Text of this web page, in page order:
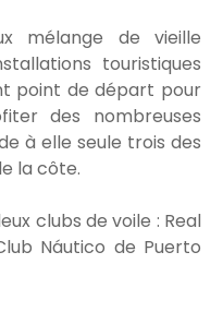
mélange de vieille
touristiques
point de départ pour
des nombreuses
à elle seule trois des
la côte.
clubs de voile : Real
Náutico de Puerto